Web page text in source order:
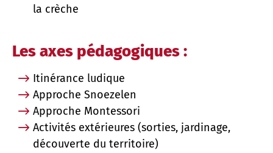
la crèche
Les axes pédagogiques :
Itinérance ludique
Approche Snoezelen
Approche Montessori
Activités extérieures (sorties, jardinage,
découverte du territoire)